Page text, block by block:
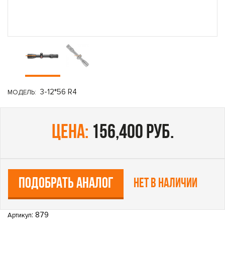
МОДЕЛЬ: 3-12*56 R4
цена: 156,400 руб.
ПОДОБРАТЬ АНАЛОГ Нет в наличии
Артикул: 879